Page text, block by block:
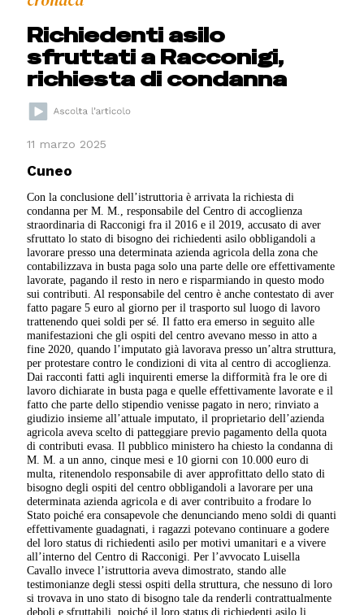
Richiedenti asilo
sfruttati a Racconigi,
richiesta di condanna
11 marzo 2025
Cuneo
Con la conclusione dell’istruttoria è arrivata la richiesta di
condanna per M. M., responsabile del Centro di accoglienza
straordinaria di Racconigi fra il 2016 e il 2019, accusato di aver
sfruttato lo stato di bisogno dei richiedenti asilo obbligandoli a
lavorare presso una determinata azienda agricola della zona che
contabilizzava in busta paga solo una parte delle ore effettivamente
lavorate, pagando il resto in nero e risparmiando in questo modo
sui contributi. Al responsabile del centro è anche contestato di aver
fatto pagare 5 euro al giorno per il trasporto sul luogo di lavoro
trattenendo quei soldi per sé. Il fatto era emerso in seguito alle
manifestazioni che gli ospiti del centro avevano messo in atto a
fine 2020, quando l’imputato già lavorava presso un’altra struttura,
per protestare contro le condizioni di vita al centro di accoglienza.
Dai racconti fatti agli inquirenti emerse la difformità fra le ore di
lavoro dichiarate in busta paga e quelle effettivamente lavorate e il
fatto che parte dello stipendio venisse pagato in nero; rinviato a
giudizio insieme all’attuale imputato, il proprietario dell’azienda
agricola aveva scelto di patteggiare previo pagamento della quota
di contributi evasa. Il pubblico ministero ha chiesto la condanna di
M. M. a un anno, cinque mesi e 10 giorni con 10.000 euro di
multa, ritenendolo responsabile di aver approfittato dello stato di
bisogno degli ospiti del centro obbligandoli a lavorare per una
determinata azienda agricola e di aver contribuito a frodare lo
Stato poiché era consapevole che denunciando meno soldi di quanti
effettivamente guadagnati, i ragazzi potevano continuare a godere
del loro status di richiedenti asilo per motivi umanitari e a vivere
all’interno del Centro di Racconigi. Per l’avvocato Luisella
Cavallo invece l’istruttoria aveva dimostrato, stando alle
testimonianze degli stessi ospiti della struttura, che nessuno di loro
si trovava in uno stato di bisogno tale da renderli contrattualmente
deboli e sfruttabili, poiché il loro status di richiedenti asilo li